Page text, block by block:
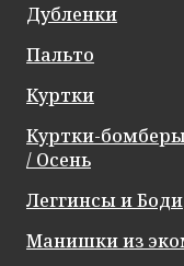
Дубленки
Пальто
Куртки
Куртки-
/ Осень
Леггинсы и Боди
Манишки из